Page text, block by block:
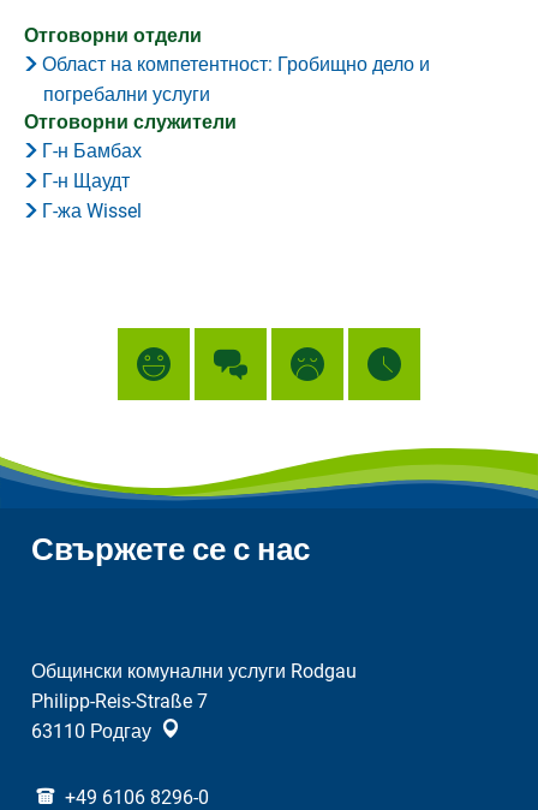
Отговорни отдели
Област на компетентност: Гробищно дело и
погребални услуги
Отговорни служители
Г-н Бамбах
Г-н Щаудт
Г-жа Wissel
Свържете се с нас
Общински комунални услуги Rodgau
Philipp-Reis-Straße 7
63110 Родгау
+49 6106 8296-0